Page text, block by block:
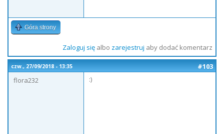
Góra strony
Zaloguj sięalbo zarejestruj aby dodać komentarz
czw., 27/09/2018 - 13:35
#103
flora232
:)